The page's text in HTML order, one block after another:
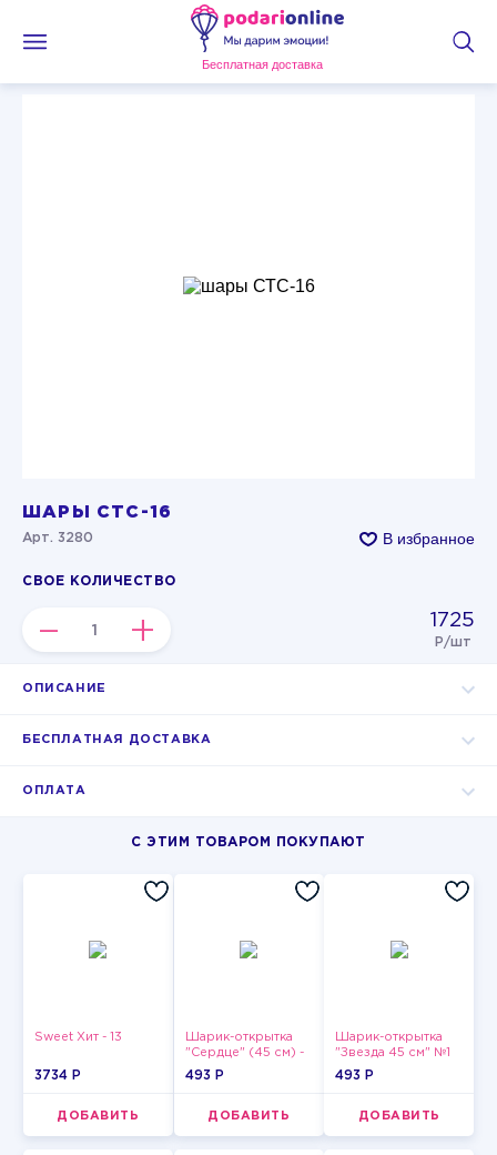
Бесплатная доставка
ШАРЫ СТС-16
Арт. 3280 В избранное
СВОЕ КОЛИЧЕСТВО
– + 1725
Р/шт
ОПИСАНИЕ
БЕСПЛАТНАЯ ДОСТАВКА
ОПЛАТА
С ЭТИМ ТОВАРОМ ПОКУПАЮТ
Sweet Хит - 13
3734 P
ДОБАВИТЬ
Шарик-открытка
"Сердце" (45 см) -
2
493 P
ДОБАВИТЬ
Шарик-открытка
"Звезда 45 см" №1
493 P
ДОБАВИТЬ